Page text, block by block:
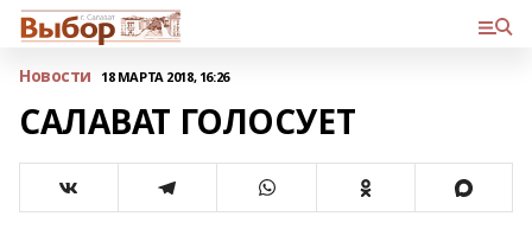
Новости 18 МАРТА 2018, 16:26
САЛАВАТ ГОЛОСУЕТ